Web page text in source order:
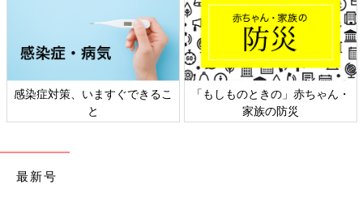
感染症対策、いますぐできるこ
と
「もしものときの」赤ちゃん・
家族の防災
最新号